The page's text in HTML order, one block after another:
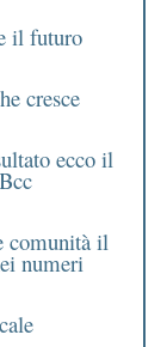
il futuro
cresce
ecco il
comunità il
numeri